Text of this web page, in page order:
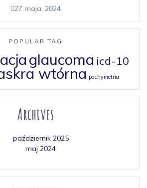
27 maja, 2024
POPULAR TAG
glaucoma icd-10
wtórna pachymetria
Archives
październik 2025
maj 2024